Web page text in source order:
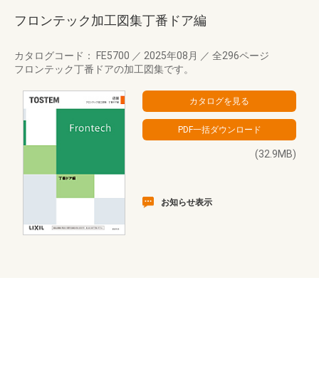
フロンテック加工図集丁番ドア編
カタログコード： FE5700 ／ 2025年08月 ／ 全296ページ
フロンテック丁番ドアの加工図集です。
(32.9MB)
お知らせ表示